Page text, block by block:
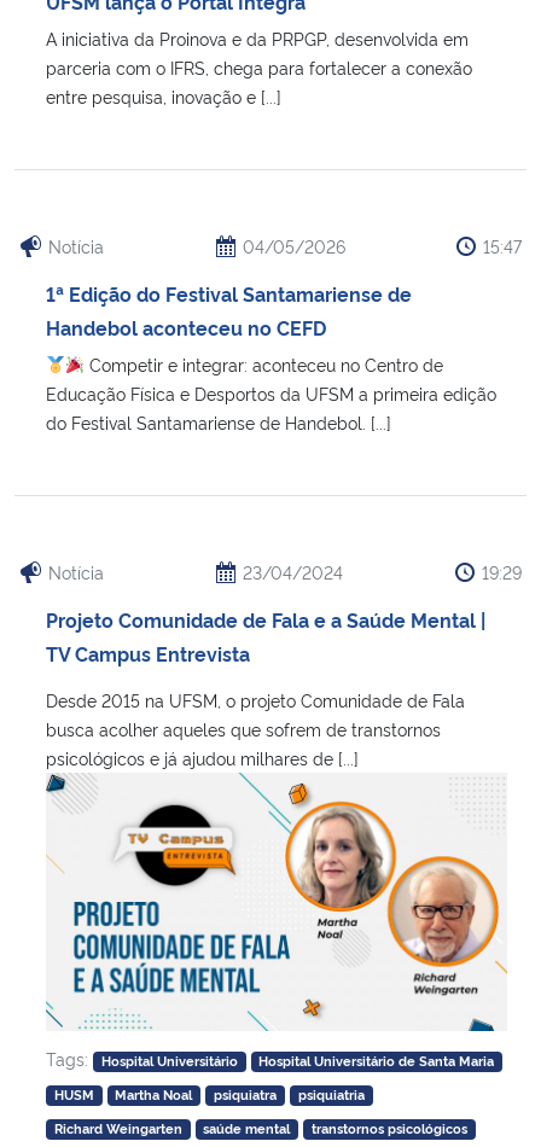
Ministério da Cidadania
Ministério da Saúde
Ministério do Turismo
Ministério do Desenvolvimento Regional
Secretaria de Governo
Gabinete de Segurança Institucional
Advocacia-Geral da União
Banco Central do Brasil
A iniciativa da Proinova e da PRPGP, desenvolvida em
parceria com o IFRS, chega para fortalecer a conexão
entre pesquisa, inovação e [...]
Notícia 04/05/2026 15:47
1ª Edição do Festival Santamariense de
Handebol aconteceu no CEFD
Competir e integrar: aconteceu no Centro de
Educação Física e Desportos da UFSM a primeira edição
do Festival Santamariense de Handebol. [...]
Notícia 23/04/2024 19:29
Projeto Comunidade de Fala e a Saúde Mental |
TV Campus Entrevista
Desde 2015 na UFSM, o projeto Comunidade de Fala
busca acolher aqueles que sofrem de transtornos
psicológicos e já ajudou milhares de [...]
Tags: Hospital Universitário
Hospital Universitário de Santa Maria
HUSM
Martha Noal psiquiatra
psiquiatria
Richard Weingarten
saúde mental
transtornos psicológicos